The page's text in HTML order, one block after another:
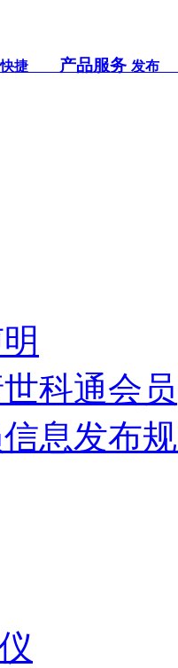
快捷 产品服务 发布
科通会员
息发布